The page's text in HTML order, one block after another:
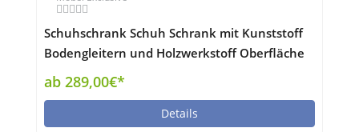
Schuhschrank Schuh Schrank mit Kunststoff
Bodengleitern und Holzwerkstoff Oberfläche
ab 289,00€*
Details